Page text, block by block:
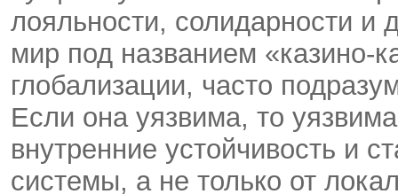
лояльности, солидарности и
мир под названием «казино-
глобализации, часто
Если она уязвима, то
внутренние устойчивость и
системы, а не только от